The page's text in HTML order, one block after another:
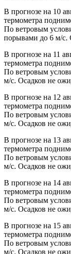
В прогнозе на 10
термометра
По ветровым
порывами до 6 м/с.
В прогнозе на 11
термометра
По ветровым
м/с. Осадков не
В прогнозе на 12
термометра
По ветровым
м/с. Осадков не
В прогнозе на 13
термометра
По ветровым
м/с. Осадков не
В прогнозе на 14
термометра
По ветровым
м/с. Осадков не
В прогнозе на 15
термометра
По ветровым
м/с. Осадков не